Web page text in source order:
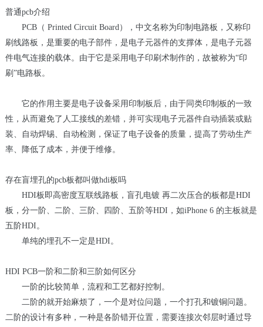
普通pcb介绍
PCB（ Printed Circuit Board），中文名称为印制电路板，又称印
刷线路板，是重要的电子部件，是电子元器件的支撑体，是电子元器
件电气连接的载体。由于它是采用电子印刷术制作的，故被称为“印
刷”电路板。
它的作用主要是电子设备采用印制板后，由于同类印制板的一致
性，从而避免了人工接线的差错，并可实现电子元器件自动插装或贴
装、自动焊锡、自动检测，保证了电子设备的质量，提高了劳动生产
率、降低了成本，并便于维修。
存在盲埋孔的pcb板都叫做hdi板吗
HDI板即高密度互联线路板，盲孔电镀 再二次压合的板都是HDI
板，分一阶、二阶、三阶、四阶、五阶等HDI，如iPhone 6 的主板就是
五阶HDI。
单纯的埋孔不一定是HDI。
HDI PCB一阶和二阶和三阶如何区分
一阶的比较简单，流程和工艺都好控制。
二阶的就开始麻烦了，一个是对位问题，一个打孔和镀铜问题。
二阶的设计有多种，一种是各阶错开位置，需要连接次邻层时通过导